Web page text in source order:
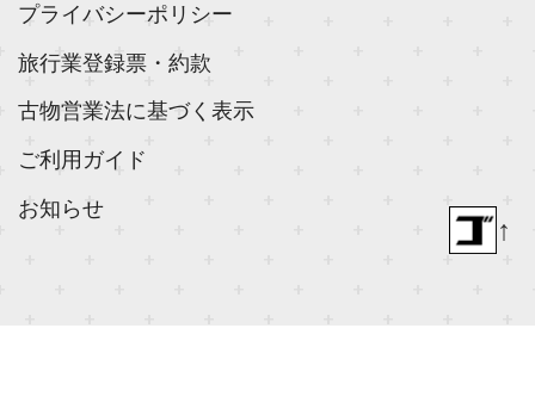
プライバシーポリシー
旅行業登録票・約款
古物営業法に基づく表示
ご利用ガイド
お知らせ
↑